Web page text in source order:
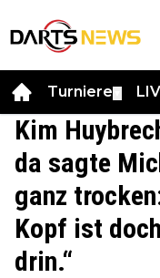
Turniere
Kim
da sagte
ganz
Kopf ist
drin.“